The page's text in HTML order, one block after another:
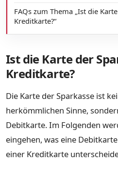
FAQs zum Thema „Ist die
Kreditkarte?“
Ist die Karte der
Kreditkarte?
Die Karte der Sparkasse ist
herkömmlichen Sinne,
Debitkarte. Im Folgenden
eingehen, was eine
einer Kreditkarte